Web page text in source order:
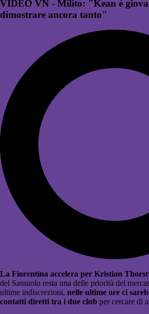
VIDEO VN - Milito: "Kean è
dimostrare ancora tanto"
La Fiorentina accelera per Kristian
del Sassuolo resta una delle priorità del
ultime indiscrezioni, nelle ultime ore ci
contatti diretti tra i due club per cercare di